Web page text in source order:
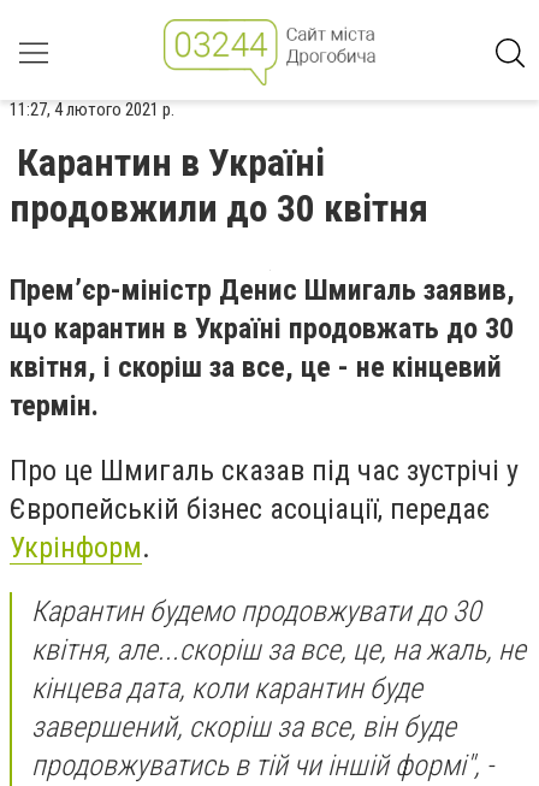
11:27, 4 лютого 2021 р.
Карантин в Україні
продовжили до 30 квітня
Прем’єр-міністр Денис Шмигаль заявив,
що карантин в Україні продовжать до 30
квітня, і скоріш за все, це - не кінцевий
термін.
Про це Шмигаль сказав під час зустрічі у
Європейській бізнес асоціації, передає
Укрінформ.
Карантин будемо продовжувати до 30
квітня, але...скоріш за все, це, на жаль, не
кінцева дата, коли карантин буде
завершений, скоріш за все, він буде
продовжуватись в тій чи іншій формі", -